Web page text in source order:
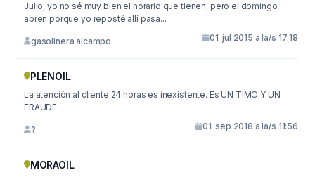
Julio, yo no sé muy bien el horario que tienen, pero el domingo
abren porque yo reposté allí pasa...
gasolinera alcampo 01. jul 2015 a la/s 17:18
PLENOIL
La atención al cliente 24 horas es inexistente. Es UN TIMO Y UN
FRAUDE.
? 01. sep 2018 a la/s 11:56
MORAOIL